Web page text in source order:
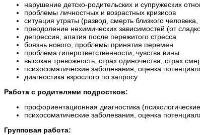
нарушение детско-родительских и супружеских
проблемы личностных и возрастных кризисов
ситуация утраты (развод, смерть близкого
преодоление нехимических зависимостей (от
депрессия, апатия после пережитого стресса
боязнь нового, проблемы принятия перемен
проблема гиперответственности, чувства вины
высокая тревожность, страх одиночества, страх
психосоматические заболевания, оценка
диагностика взрослого по запросу
Работа с родителями подростков:
профориентационная диагностика
психосоматические заболевания, оценка
Групповая работа: